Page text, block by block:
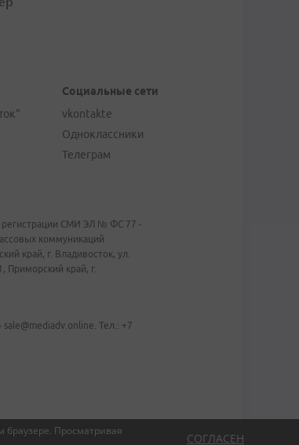
браузере. Просматривая
СОГЛАСЕН
Социальные сети
vkontakte
Одноклассники
Телеграм
регистрации СМИ ЭЛ № ФС 77 -
коммуникаций
край, г. Владивосток, ул.
Приморский край, г.
Тел.: +7